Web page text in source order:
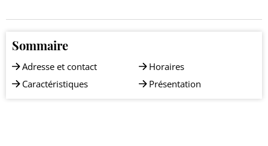
Sommaire
Adresse et contact
Caractéristiques
Horaires
Présentation